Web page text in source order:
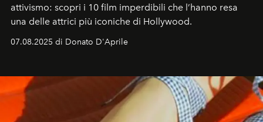
attivismo: scopri i 10 film imperdibili che l’hanno resa
una delle attrici più iconiche di Hollywood.
07.08.2025 di Donato D'Aprile